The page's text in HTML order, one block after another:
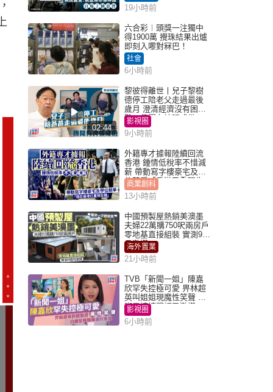
19小時前
六合彩︱頭獎一注獨中
得1900萬 攪珠結果出爐
即刻入嚟對冧巴！
社會
6小時前
02:44
黎彼得離世丨兒子黎樹
德停工陪老父走過最後
歲月 澄清經濟沒有困
難：傳聞有誇張成份
影視圈
9小時前
外籍專才據報陸續回流
香港 鍾情低稅率不惜減
薪 帶動寫字樓豪宅及學
位競爭「香港已重現生
機」
商業創科
13小時前
中國預製屋熱銷美澳墨
夫婦22萬購750呎兩房戶
零地基直接組裝 實測9個
月激讚
海外置業
21小時前
TVB「新聞一姐」陳嘉
欣罕失控極可愛 畀林超
英叫姐姐現魔性笑聲 自
嘲是姨姨獲網民激讚
影視圈
6小時前